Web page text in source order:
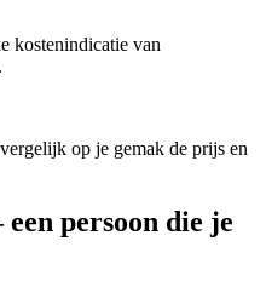
kostenindicatie van
op je gemak de prijs en
persoon die je